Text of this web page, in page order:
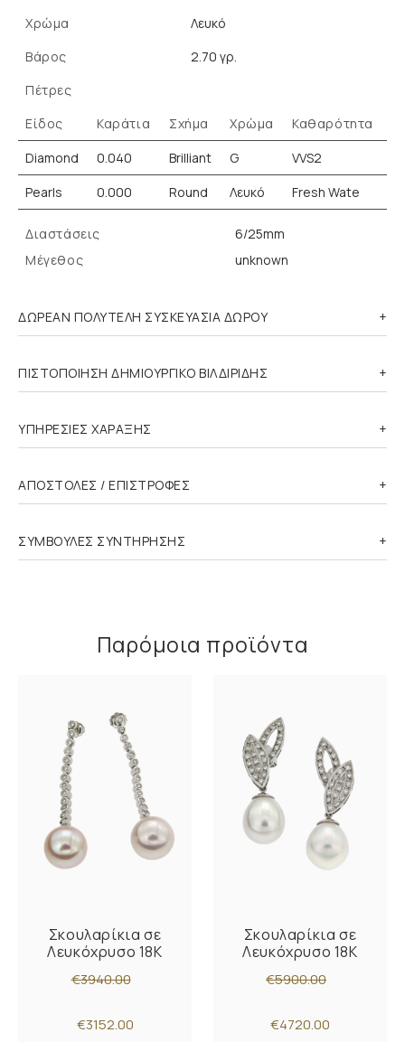
Χρώμα
Λευκό
Βάρος
2.70 γρ.
Πέτρες
Είδος
Καράτια Σχήμα Χρώμα
Καθαρότητα
Diamond
0.040 Brilliant G
VVS2
Pearls
0.000 Round Λευκό Fresh Wate
Διαστάσεις
6/25mm
Μέγεθος
unknown
ΔΩΡΕΑΝ ΠΟΛΥΤΕΛΗ ΣΥΣΚΕΥΑΣΙΑ ΔΩΡΟΥ
ΠΙΣΤΟΠΟΙΗΣΗ ΔΗΜΙΟΥΡΓΙΚΟ ΒΙΛΔΙΡΙΔΗΣ
ΥΠΗΡΕΣΙΕΣ ΧΑΡΑΞΗΣ
ΑΠΟΣΤΟΛΕΣ / ΕΠΙΣΤΡΟΦΕΣ
ΣΥΜΒΟΥΛΕΣ ΣΥΝΤΗΡΗΣΗΣ
Παρόμοια προϊόντα
Σκουλαρίκια σε
Λευκόχρυσο 18Κ
€3940.00
€3152.00
Σκουλαρίκια σε
Λευκόχρυσο 18Κ
€5900.00
€4720.00